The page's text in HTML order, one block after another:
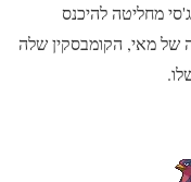
מחליטה להיכנס
של מאי, הקומבסקין שלה